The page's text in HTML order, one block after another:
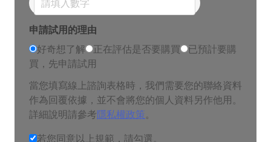
申請試用的理由
好奇想了解
正在評估是否要購買
已預計要購
買，先申請試用
當您填寫線上諮詢表格時，我們需要您的聯絡資料
作為回覆依據，並不會將您的個人資料另作他用。
詳細說明請參考隱私權政策。
若您同意以上規範，請勾選。